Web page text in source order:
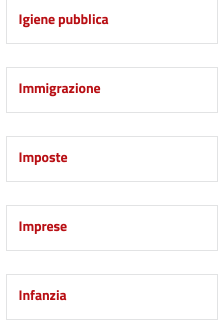
Igiene pubblica
Immigrazione
Imposte
Imprese
Infanzia